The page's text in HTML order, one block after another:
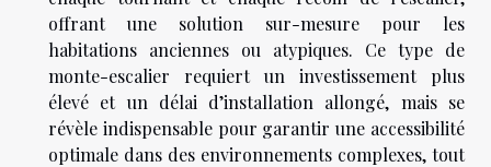
offrant une solution sur-mesure pour les
habitations anciennes ou atypiques. Ce type de
monte-escalier requiert un investissement plus
élevé et un délai d’installation allongé, mais se
révèle indispensable pour garantir une accessibilité
optimale dans des environnements complexes, tout